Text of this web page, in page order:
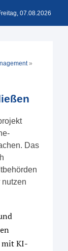
07.08.2026
»
Das
mit KI-